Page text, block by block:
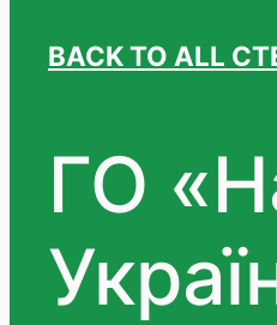
BACK TO ALL
ГО